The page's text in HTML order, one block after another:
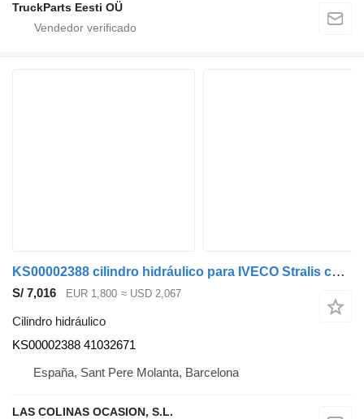
TruckParts Eesti OÜ
KS00002388 cilindro hidráulico para IVECO Stralis cabeza tractora
S/ 7,016 EUR 1,800 ≈ USD 2,067
Cilindro hidráulico
KS00002388 41032671
España, Sant Pere Molanta, Barcelona
LAS COLINAS OCASION, S.L.